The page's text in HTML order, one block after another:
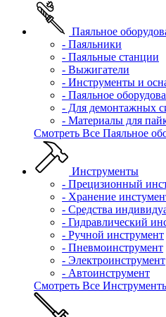
Паяльное
- Паяльники
- Паяльные станции
- Выжигатели
- Инструменты и
- Паяльное
- Для демонтажных
- Материалы для
Смотреть Все Паяльное
Инструменты
- Прецизионный
- Хранение
- Средства
- Гидравлический
- Ручной инструмент
- Пневмоинструмент
- Электроинструмент
- Автоинструмент
Смотреть Все